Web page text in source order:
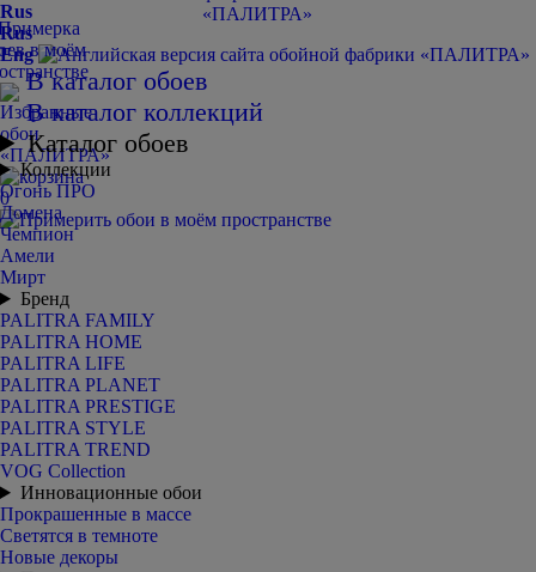
0
Rus
Rus
Eng
В каталог обоев
В каталог коллекций
Каталог обоев
Коллекции
Огонь ПРО
Домена
Чемпион
Амели
Мирт
Бренд
PALITRA FAMILY
PALITRA HOME
PALITRA LIFE
PALITRA PLANET
PALITRA PRESTIGE
PALITRA STYLE
PALITRA TREND
VOG Collection
Инновационные обои
Прокрашенные в массе
Светятся в темноте
Новые декоры